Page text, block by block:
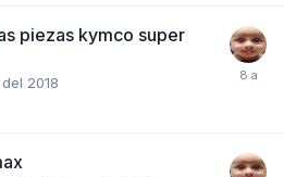
piezas kymco super
2018